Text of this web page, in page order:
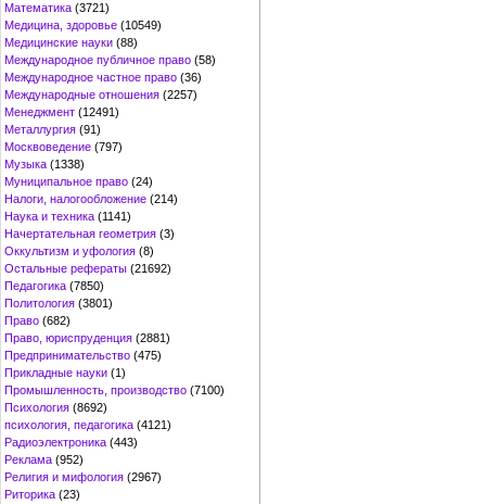
Математика (3721)
Медицина, здоровье (10549)
Медицинские науки (88)
Международное публичное право (58)
Международное частное право (36)
Международные отношения (2257)
Менеджмент (12491)
Металлургия (91)
Москвоведение (797)
Музыка (1338)
Муниципальное право (24)
Налоги, налогообложение (214)
Наука и техника (1141)
Начертательная геометрия (3)
Оккультизм и уфология (8)
Остальные рефераты (21692)
Педагогика (7850)
Политология (3801)
Право (682)
Право, юриспруденция (2881)
Предпринимательство (475)
Прикладные науки (1)
Промышленность, производство (7100)
Психология (8692)
психология, педагогика (4121)
Радиоэлектроника (443)
Реклама (952)
Религия и мифология (2967)
Риторика (23)